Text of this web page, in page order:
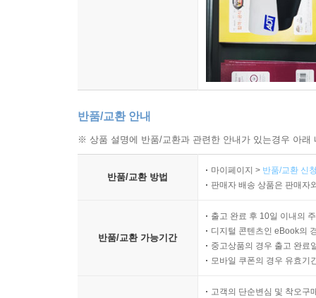
반품/교환 안내
※ 상품 설명에 반품/교환과 관련한 안내가 있는경우 아
반품/교환 방법
마이페이지 > 반품/교환 신
판매자 배송 상품은 판매자
반품/교환 가능기간
출고 완료 후 10일 이내의
디지털 콘텐츠인 eBook의
중고상품의 경우 출고 완료
모바일 쿠폰의 경우 유효기
고객의 단순변심 및 착오구